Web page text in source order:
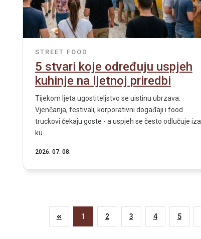
STREET FOOD
5 stvari koje određuju uspjeh
kuhinje na ljetnoj priredbi
Tijekom ljeta ugostiteljstvo se uistinu ubrzava.
Vjenčanja, festivali, korporativni događaji i food
truckovi čekaju goste - a uspjeh se često odlučuje iza
ku...
2026. 07. 08.
1 2 3 4 5